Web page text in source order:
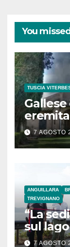
You missed
TUSCIA
Gallese
secolo
7 AGOSTO
ANGUILLARA
TREVIGNANO
“La
sul
7 AGOSTO